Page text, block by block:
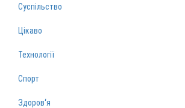
Суспільство
Цікаво
Технології
Спорт
Здоров‘я